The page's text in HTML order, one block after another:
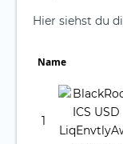
Hier siehst du
Name
1